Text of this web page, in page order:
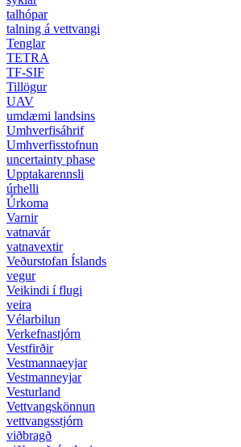
talhópar
talning á vettvangi
Tenglar
TETRA
TF-SIF
Tillögur
UAV
umdæmi landsins
Umhverfisáhrif
Umhverfisstofnun
uncertainty phase
Upptakarennsli
úrhelli
Úrkoma
Varnir
vatnavár
vatnavextir
Veðurstofan Íslands
vegur
Veikindi í flugi
veira
Vélarbilun
Verkefnastjórn
Vestfirðir
Vestmannaeyjar
Vestmanneyjar
Vesturland
Vettvangskönnun
vettvangsstjórn
viðbragð